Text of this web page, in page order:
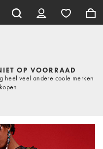
OP VOORRAAD
heel veel andere coole merken